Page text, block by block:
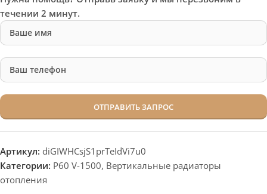
течении 2 минут.
Артикул: diGIWHCsjS1prTeIdVi7u0
Категории: P60 V-1500, Вертикальные радиаторы
отопления